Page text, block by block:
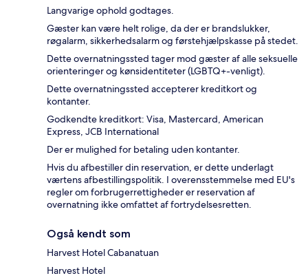
Langvarige ophold godtages.
Gæster kan være helt rolige, da der er brandslukker,
røgalarm, sikkerhedsalarm og førstehjælpskasse på stedet.
Dette overnatningssted tager mod gæster af alle seksuelle
orienteringer og kønsidentiteter (LGBTQ+-venligt).
Dette overnatningssted accepterer kreditkort og
kontanter.
Godkendte kreditkort: Visa, Mastercard, American
Express, JCB International
Der er mulighed for betaling uden kontanter.
Hvis du afbestiller din reservation, er dette underlagt
værtens afbestillingspolitik. I overensstemmelse med EU's
regler om forbrugerrettigheder er reservation af
overnatning ikke omfattet af fortrydelsesretten.
Også kendt som
Harvest Hotel Cabanatuan
Harvest Hotel